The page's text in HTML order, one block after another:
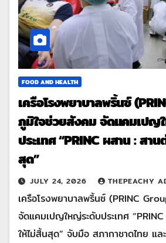
FOOD AND HEALTH
เครือโรงพยาบาลพริ้นซ์
ภูมิใจช่วยสังคม จัดแคมเปญ
ประเทศ “PRINC ผสาน : สา
สุด”
JULY 24, 2026 THEPEACHY
เครือโรงพยาบาลพริ้นซ์ (PRINC
จัดแคมเปญใหญ่ระดับประเทศ
ให้ไม่สิ้นสุด” จับมือ สภากาชาดไทย แ